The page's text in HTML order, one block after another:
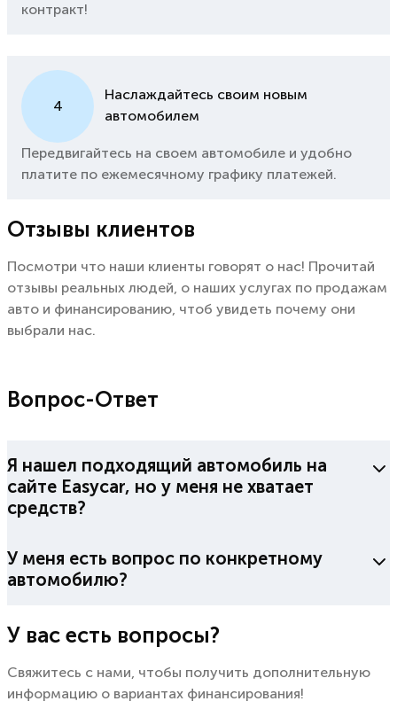
контракт!
4
Наслаждайтесь своим новым
автомобилем
Передвигайтесь на своем автомобиле и удобно
платите по ежемесячному графику платежей.
Отзывы клиентов
Посмотри что наши клиенты говорят о нас! Прочитай
отзывы реальных людей, о наших услугах по продажам
авто и финансированию, чтоб увидеть почему они
выбрали нас.
Вопрос-Ответ
Я нашел подходящий автомобиль на
сайте Easycar, но у меня не хватает
средств?
У меня есть вопрос по конкретному
автомобилю?
У вас есть вопросы?
Свяжитесь с нами, чтобы получить дополнительную
информацию о вариантах финансирования!